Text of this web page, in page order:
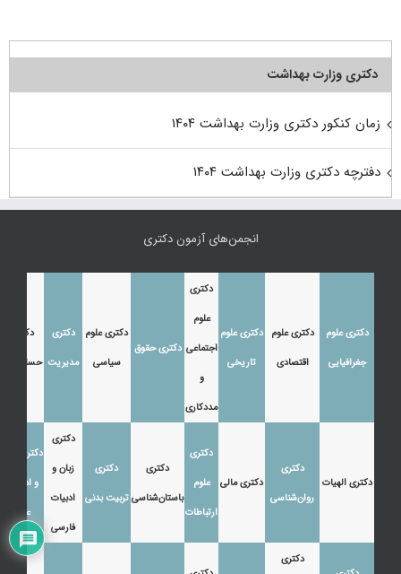
دکتری وزارت بهداشت
زمان کنکور دکتری وزارت بهداشت ۱۴۰۴
دفترچه دکتری وزارت بهداشت ۱۴۰۴
انجمن‌های آزمون دکتری
دکتری علوم
جغرافیایی
دکتری علوم
اقتصادی
دکتری علوم
تاریخی
دکتری
علوم
اجتماعی
و
مددکاری
دکتری حقوق
دکتری علوم
سیاسی
دکتری
مدیریت
دکتری
حسابداری
دکتری الهیات
دکتری
روان‌شناسی
دکتری مالی
دکتری
علوم
ارتباطات
دکتری
باستان‌شناسی
دکتری
تربیت بدنی
دکتری
زبان و
ادبیات
فارسی
دکتری زبان
و ادبیات
عرب
دکتری